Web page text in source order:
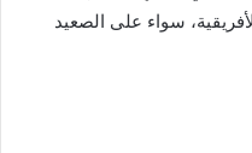
سواء على الصعيد